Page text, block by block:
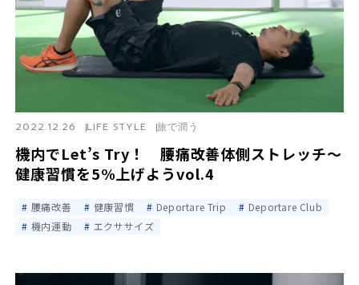
機内でLet’s Try！ 腰痛改善体側ストレッチ〜
健康習慣を5%上げようvol.4
2022.12.26 LIFE STYLE 旅で潤う
腰痛改善 健康習慣 Deportare Trip
Deportare Club
機内運動
エクササイズ